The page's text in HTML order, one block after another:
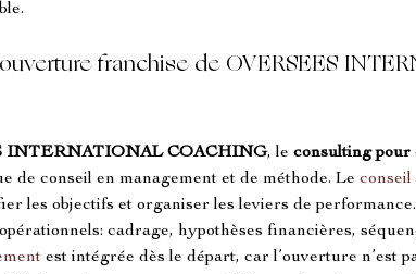
franchise de OVERSEES
INTERNATIONAL COACHING, le consulting pour
de conseil en management et de méthode. Le conseil
les objectifs et organiser les leviers de
cadrage, hypothèses financières,
est intégrée dès le départ, car l’ouverture n’est